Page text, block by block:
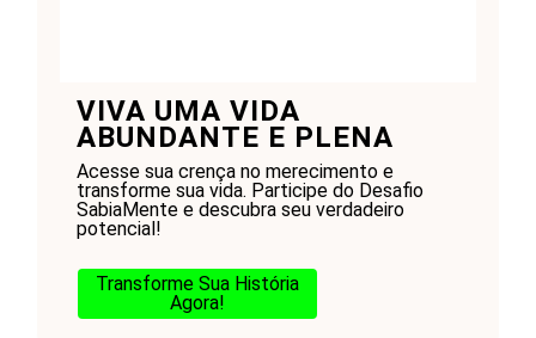
VIVA UMA VIDA
ABUNDANTE E PLENA
Acesse sua crença no merecimento e
transforme sua vida. Participe do Desafio
SabiaMente e descubra seu verdadeiro
potencial!
Transforme Sua História
Agora!